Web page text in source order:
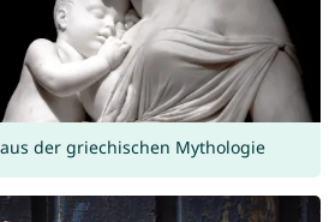
der griechischen Mythologie